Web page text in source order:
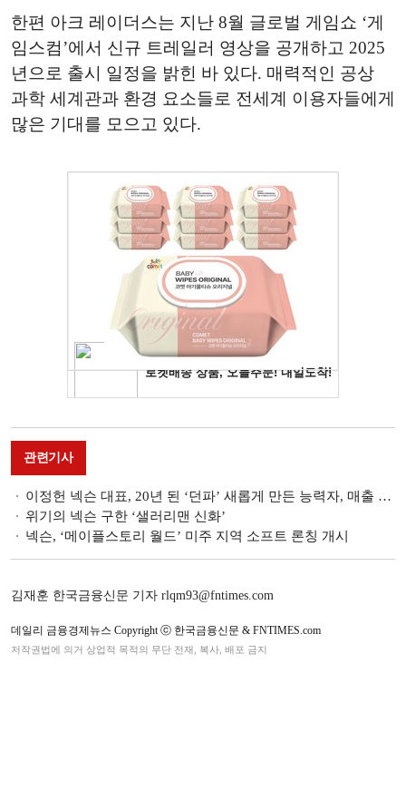
한편 아크 레이더스는 지난 8월 글로벌 게임쇼 ‘게
임스컴’에서 신규 트레일러 영상을 공개하고 2025
년으로 출시 일정을 밝힌 바 있다. 매력적인 공상
과학 세계관과 환경 요소들로 전세계 이용자들에게
많은 기대를 모으고 있다.
관련기사
이정헌 넥슨 대표, 20년 된 ‘던파’ 새롭게 만든 능력자, 매출 4조 눈앞
위기의 넥슨 구한 ‘샐러리맨 신화’
넥슨, ‘메이플스토리 월드’ 미주 지역 소프트 론칭 개시
김재훈 한국금융신문 기자 rlqm93@fntimes.com
데일리 금융경제뉴스 Copyright ⓒ 한국금융신문 & FNTIMES.com
저작권법에 의거 상업적 목적의 무단 전재, 복사, 배포 금지